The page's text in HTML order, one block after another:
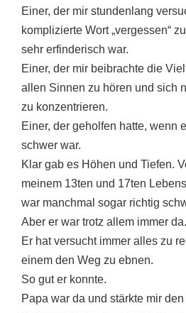
Einer, der mir stundenlang
komplizierte Wort „vergessen“
sehr erfinderisch war.
Einer, der mir beibrachte die
allen Sinnen zu hören und sich
zu konzentrieren.
Einer, der geholfen hatte, wenn
schwer war.
Klar gab es Höhen und Tiefen.
meinem 13ten und 17ten
war manchmal sogar richtig
Aber er war trotz allem immer da.
Er hat versucht immer alles zu
einem den Weg zu ebnen.
So gut er konnte.
Papa war da und stärkte mir